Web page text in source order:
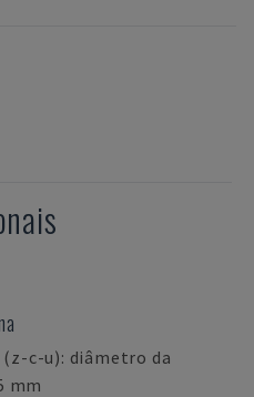
c-u): diâmetro da
mm